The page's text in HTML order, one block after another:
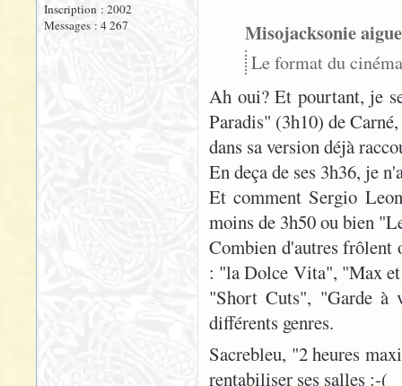
Inscription : 2002
Messages : 4 267
Misojacksonie aigue
Le format du
Ah oui? Et pourtant, je
Paradis" (3h10) de
dans sa version déjà
En deça de ses 3h36, je
Et comment Sergio
moins de 3h50 ou bien
Combien d'autres frôlent
: "la Dolce Vita", "Max et
"Short Cuts", "Garde à
différents genres.
Sacrebleu, "2 heures
rentabiliser ses salles :-(